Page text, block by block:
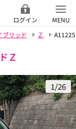
ログイン
MENU
リッド Ｚ
Ｚ
1/26